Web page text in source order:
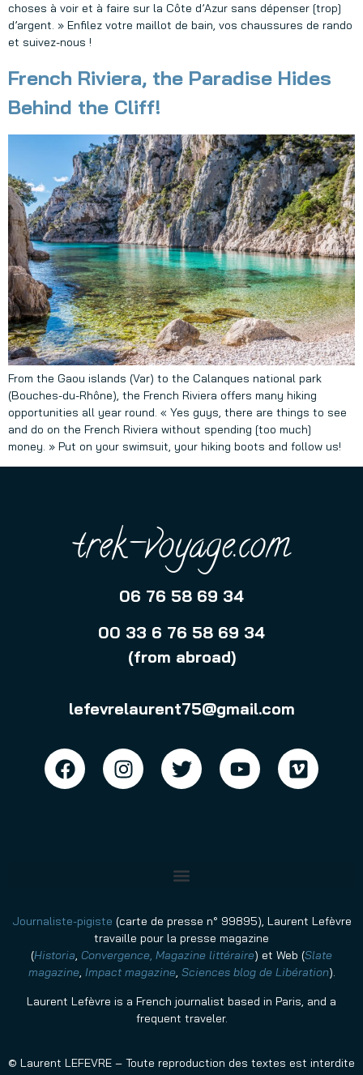
choses à voir et à faire sur la Côte d’Azur sans dépenser [trop]
d’argent. » Enfilez votre maillot de bain, vos chaussures de rando
et suivez-nous !
French Riviera, the Paradise Hides
Behind the Cliff!
From the Gaou islands (Var) to the Calanques national park
(Bouches-du-Rhône), the French Riviera offers many hiking
opportunities all year round. « Yes guys, there are things to see
and do on the French Riviera without spending [too much]
money. » Put on your swimsuit, your hiking boots and follow us!
trek-voyage.com
06 76 58 69 34
00 33 6 76 58 69 34
(from abroad)
lefevrelaurent75@gmail.com
Journaliste-pigiste (carte de presse n° 99895), Laurent Lefèvre
travaille pour la presse magazine
(Historia, Convergence, Magazine littéraire) et Web (Slate
magazine, Impact magazine, Sciences blog de Libération).
Laurent Lefèvre is a French journalist based in Paris, and a
frequent traveler.
© Laurent LEFEVRE – Toute reproduction des textes est interdite